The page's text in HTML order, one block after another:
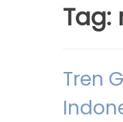
Tag:
Tren